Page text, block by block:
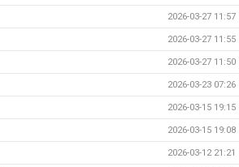
2026-03-27 11:57
2026-03-27 11:55
2026-03-27 11:50
2026-03-23 07:26
2026-03-15 19:15
2026-03-15 19:08
2026-03-12 21:21